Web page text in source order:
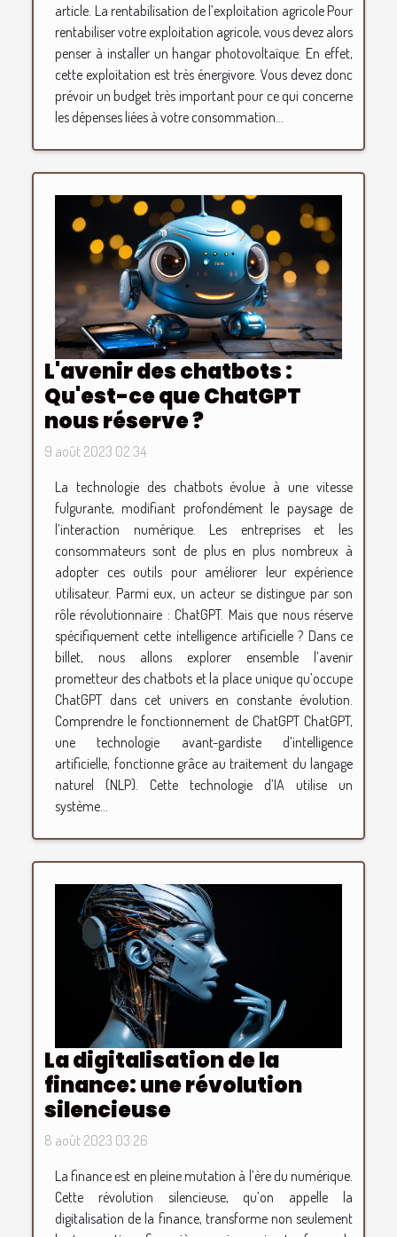
article. La rentabilisation de l’exploitation agricole Pour
rentabiliser votre exploitation agricole, vous devez alors
penser à installer un hangar photovoltaïque. En effet,
cette exploitation est très énergivore. Vous devez donc
prévoir un budget très important pour ce qui concerne
les dépenses liées à votre consommation...
L'avenir des chatbots :
Qu'est-ce que ChatGPT
nous réserve ?
9 août 2023 02:34
La technologie des chatbots évolue à une vitesse
fulgurante, modifiant profondément le paysage de
l’interaction numérique. Les entreprises et les
consommateurs sont de plus en plus nombreux à
adopter ces outils pour améliorer leur expérience
utilisateur. Parmi eux, un acteur se distingue par son
rôle révolutionnaire : ChatGPT. Mais que nous réserve
spécifiquement cette intelligence artificielle ? Dans ce
billet, nous allons explorer ensemble l’avenir
prometteur des chatbots et la place unique qu’occupe
ChatGPT dans cet univers en constante évolution.
Comprendre le fonctionnement de ChatGPT ChatGPT,
une technologie avant-gardiste d’intelligence
artificielle, fonctionne grâce au traitement du langage
naturel (NLP). Cette technologie d’IA utilise un
système...
La digitalisation de la
finance: une révolution
silencieuse
8 août 2023 03:26
La finance est en pleine mutation à l’ère du numérique.
Cette révolution silencieuse, qu’on appelle la
digitalisation de la finance, transforme non seulement